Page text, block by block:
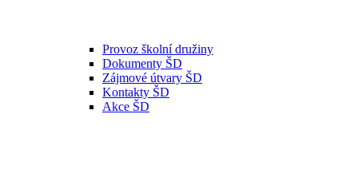
Provoz školní družiny
Dokumenty ŠD
Zájmové útvary ŠD
Kontakty ŠD
Akce ŠD